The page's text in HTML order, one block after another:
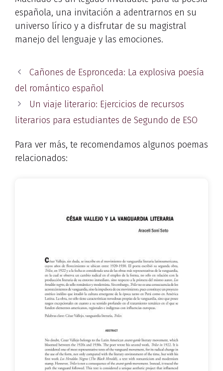
española, una invitación a adentrarnos en su
universo lírico y a disfrutar de su magistral
manejo del lenguaje y las emociones.
Cañones de Espronceda: La explosiva poesía
del romántico español
Un viaje literario: Ejercicios de recursos
literarios para estudiantes de Segundo de ESO
Para ver más, te recomendamos algunos poemas
relacionados: